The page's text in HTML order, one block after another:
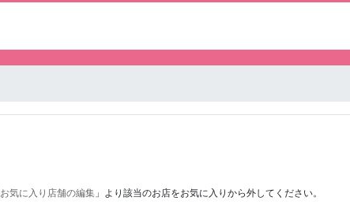
お気に入り店舗の編集 」より該当のお店をお気に入りから外してください。